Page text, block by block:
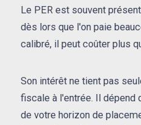
Le PER est souvent
dès lors que l'on paie
calibré, il peut coûter plus
Son intérêt ne tient pas
fiscale à l'entrée. Il dépend
de votre horizon de